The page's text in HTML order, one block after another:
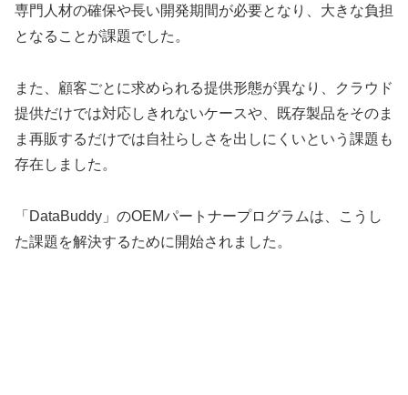
専門人材の確保や長い開発期間が必要となり、大きな負担
となることが課題でした。
また、顧客ごとに求められる提供形態が異なり、クラウド
提供だけでは対応しきれないケースや、既存製品をそのま
ま再販するだけでは自社らしさを出しにくいという課題も
存在しました。
「DataBuddy」のOEMパートナープログラムは、こうし
た課題を解決するために開始されました。